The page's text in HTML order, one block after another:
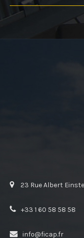
23 Rue Albert
+33 1 60 58 58 58
info@ficap.fr